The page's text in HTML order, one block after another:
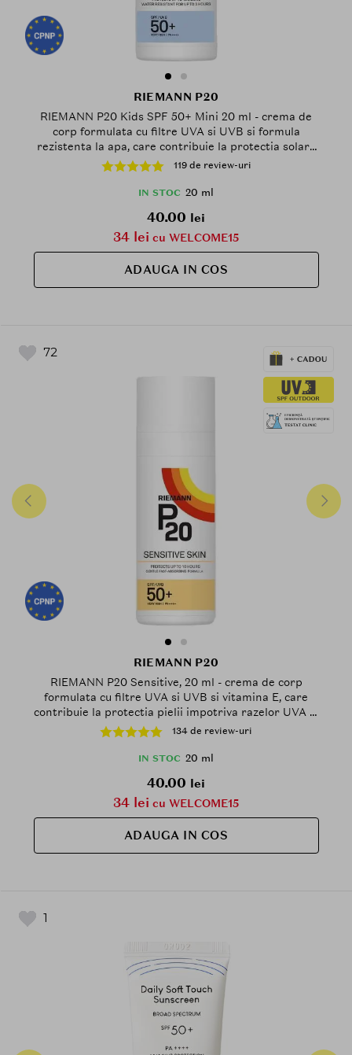
RIEMANN P20
RIEMANN P20 Kids SPF 50+ Mini 20 ml - crema de
corp formulata cu filtre UVA si UVB si formula
rezistenta la apa, care contribuie la protectia solara
ridicata SPF50 si la mentinerea protectiei in timpul
expunerii la soare, Outdoor
119 de review-uri
IN STOC 20 ml
40.00 lei
34 lei cu WELCOME15
ADAUGA IN COS
72
RIEMANN P20
RIEMANN P20 Sensitive, 20 ml - crema de corp
formulata cu filtre UVA si UVB si vitamina E, care
contribuie la protectia pielii impotriva razelor UVA si
UVB, Outdoor
134 de review-uri
IN STOC 20 ml
40.00 lei
34 lei cu WELCOME15
ADAUGA IN COS
1